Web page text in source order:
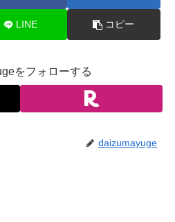
LINE コピー
をフォローする
daizumayuge